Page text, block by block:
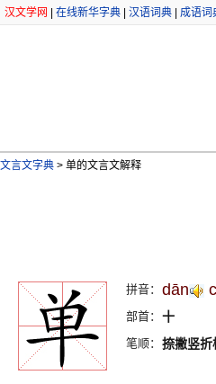
汉文学网 在线新华字典 汉语词典 成语词
文言文字典 > 单的文言文解释
拼音： dān
部首： 十
笔顺： 捺撇竖折